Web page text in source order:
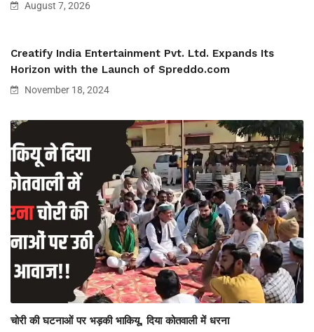
August 7, 2026
Creatify India Entertainment Pvt. Ltd. Expands Its
Horizon with the Launch of Spreddo.com
November 18, 2024
चोरी की घटनाओं पर भड़की भाकियू, दिया कोतवाली में धरना